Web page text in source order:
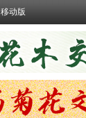
移动版